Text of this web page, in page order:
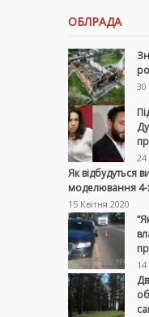
ОБЛРАДА
24
Як відбудуться
моделювання 4-
15 Квітня 2020
14